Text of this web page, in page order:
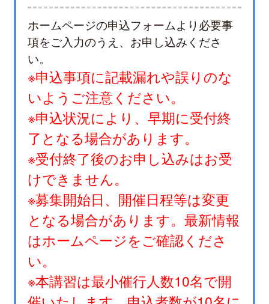
ホームページの申込フォームより必要事
項をご入力のうえ、お申し込みくださ
い。
※申込事項に記載漏れや誤りのな
いようご注意ください。
※申込状況により、早期に受付終
了となる場合があります。
※受付終了後のお申し込みはお受
けできません。
※募集開始日、開催日程等は変更
となる場合があります。最新情報
はホームページをご確認くださ
い。
※本講習は最小催行人数10名で開